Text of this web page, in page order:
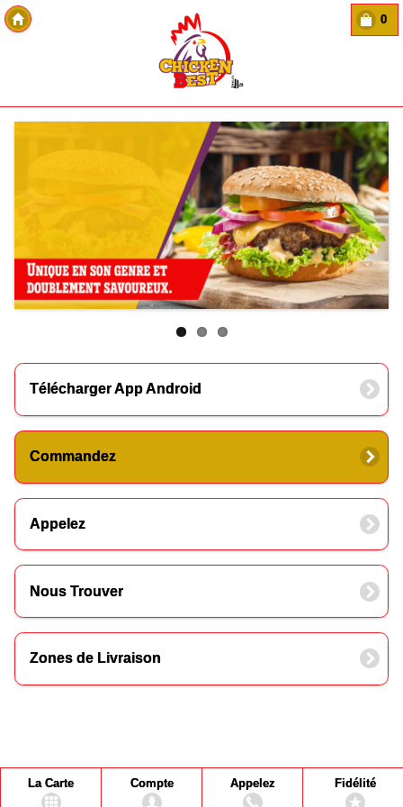
0
Télécharger App Android
Commandez
Appelez
Nous Trouver
Zones de Livraison
La Carte Compte Appelez Fidélité
Copyright Des-click